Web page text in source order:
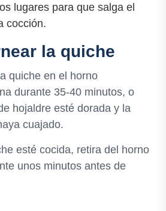
lugares para que salga el
cocción.
la quiche
quiche en el horno
durante 35-40 minutos, o
hojaldre esté dorada y la
cuajado.
esté cocida, retira del horno
unos minutos antes de